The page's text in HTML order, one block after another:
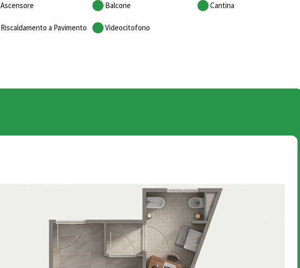
Ascensore Balcone Cantina
Riscaldamento a Pavimento Videocitofono